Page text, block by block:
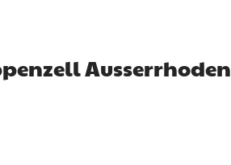
Ausserrhoden